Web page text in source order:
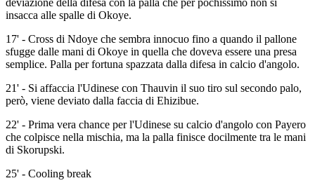
deviazione della difesa con la palla che per pochissimo non si
insacca alle spalle di Okoye.
17' - Cross di Ndoye che sembra innocuo fino a quando il pallone
sfugge dalle mani di Okoye in quella che doveva essere una presa
semplice. Palla per fortuna spazzata dalla difesa in calcio d'angolo.
21' - Si affaccia l'Udinese con Thauvin il suo tiro sul secondo palo,
però, viene deviato dalla faccia di Ehizibue.
22' - Prima vera chance per l'Udinese su calcio d'angolo con Payero
che colpisce nella mischia, ma la palla finisce docilmente tra le mani
di Skorupski.
25' - Cooling break